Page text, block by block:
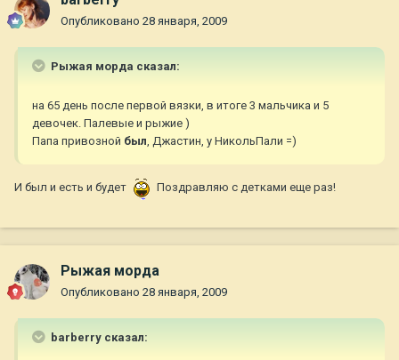
Опубликовано 28 января, 2009
Рыжая морда сказал:
на 65 день после первой вязки, в итоге 3 мальчика и 5
девочек. Палевые и рыжие )
Папа привозной был, Джастин, у НикольПали =)
И был и есть и будет Поздравляю с детками еще раз!
Рыжая морда
Опубликовано 28 января, 2009
barberry сказал: